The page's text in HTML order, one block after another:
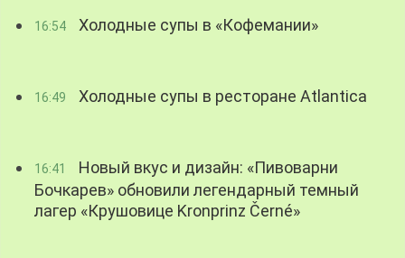
16:54 Холодные супы в «Кофемании»
16:49 Холодные супы в ресторане Atlantica
16:41
Новый вкус и дизайн: «Пивоварни
Бочкарев» обновили легендарный темный
лагер «Крушовице Kronprinz Černé»